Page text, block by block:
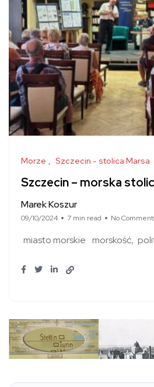
Morze Szczecin - stolica Marsa
Szczecin – morska
Marek Koszur
09/10/2024 7 min read No
miasto morskie morskość